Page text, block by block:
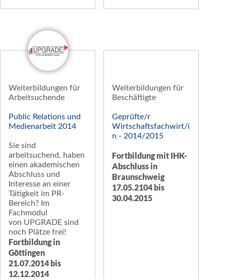
Weiterbildungen für
Arbeitsuchende
Public Relations und
Medienarbeit 2014
Sie sind
arbeitsuchend, haben
einen akademischen
Abschluss und
Interesse an einer
Tätigkeit im PR-
Bereich? Im
Fachmodul
von UPGRADE sind
noch Plätze frei!
Fortbildung in
Göttingen
21.07.2014 bis
12.12.2014
Weiterbildungen für
Beschäftigte
Geprüfte/r
Wirtschaftsfachwirt/i
n - 2014/2015
Fortbildung mit IHK-
Abschluss in
Braunschweig
17.05.2104 bis
30.04.2015